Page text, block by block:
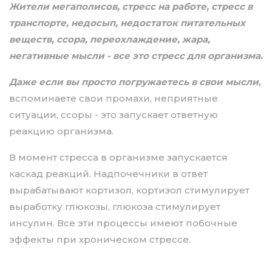
Жители мегаполисов, стресс на работе, стресс в
транспорте, недосып, недостаток питательных
веществ, ссора, переохлаждение, жара,
негативные мысли - все это стресс для организма.
Даже если вы просто погружаетесь в свои мысли,
вспоминаете свои промахи, неприятные
ситуации, ссоры - это запускает ответную
реакцию организма.
В момент стресса в организме запускается
каскад реакций. Надпочечники в ответ
вырабатывают кортизол, кортизол стимулирует
выработку глюкозы, глюкоза стимулирует
инсулин. Все эти процессы имеют побочные
эффекты при хроническом стрессе.